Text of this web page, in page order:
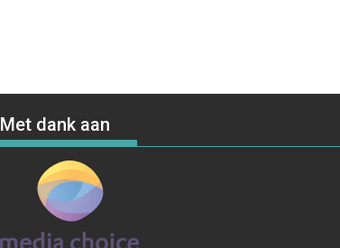
Met dank aan